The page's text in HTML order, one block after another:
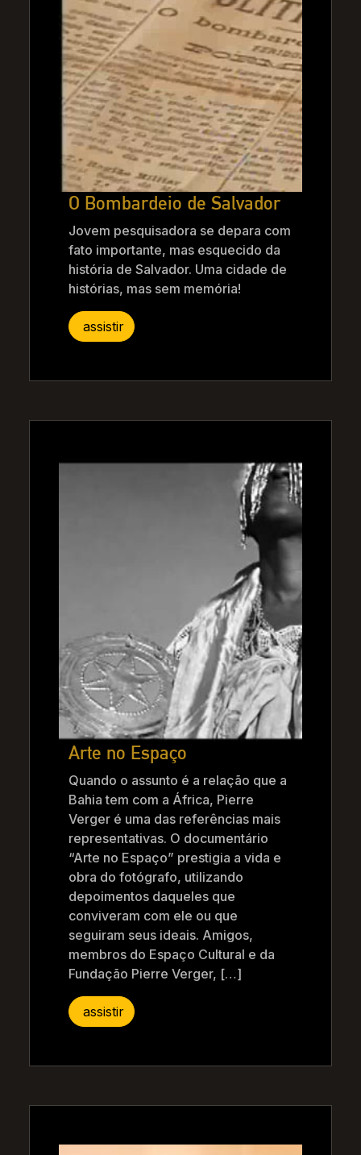
O Bombardeio de Salvador
Jovem pesquisadora se depara com
fato importante, mas esquecido da
história de Salvador. Uma cidade de
histórias, mas sem memória!
assistir
Arte no Espaço
Quando o assunto é a relação que a
Bahia tem com a África, Pierre
Verger é uma das referências mais
representativas. O documentário
“Arte no Espaço” prestigia a vida e
obra do fotógrafo, utilizando
depoimentos daqueles que
conviveram com ele ou que
seguiram seus ideais. Amigos,
membros do Espaço Cultural e da
Fundação Pierre Verger, […]
assistir